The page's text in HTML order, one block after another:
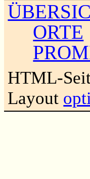
ORTE
HTML-
Layout